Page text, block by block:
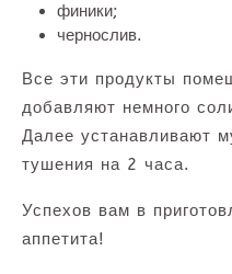
финики;
чернослив.
Все эти продукты
добавляют немного
Далее устанавливают
тушения на 2 часа.
Успехов вам в
аппетита!